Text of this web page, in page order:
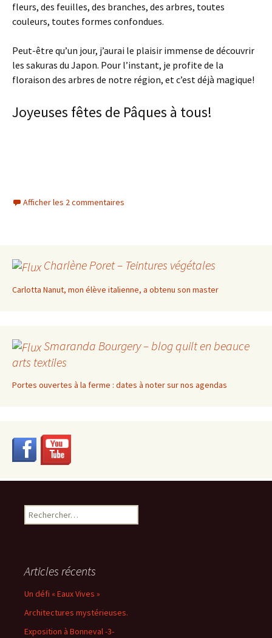
fleurs, des feuilles, des branches, des arbres, toutes
couleurs, toutes formes confondues.
Peut-être qu’un jour, j’aurai le plaisir immense de découvrir
les sakuras du Japon. Pour l’instant, je profite de la
floraison des arbres de notre région, et c’est déjà magique!
Joyeuses fêtes de Pâques à tous!
Afficher les 2 commentaires
Charlène Poret – Teintures végétales
Carlotta Nanut, mon élève italienne, a obtenu son master
Smaranda Bourgery – blog quilt en beauce
arts textiles
Portes ouvertes à la ferme : dates à noter sur nos agendas
Rechercher :
Articles récents
Un défi « Eaux Vives »
Architectures mystérieuses.
Exposition à Bonneval -3-